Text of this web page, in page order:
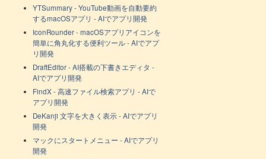
YTSummary - YouTube動画を自動要約
するmacOSアプリ - AIでアプリ開発
IconRounder - macOSアプリアイコンを
簡単に角丸化する便利ツール - AIでアプ
リ開発
DraftEditor - AI搭載の下書きエディタ -
AIでアプリ開発
FindX - 高速ファイル検索アプリ - AIで
アプリ開発
DeKanji 文字を大きく表示 - AIでアプリ
開発
マックにスタートメニュー - AIでアプリ
開発